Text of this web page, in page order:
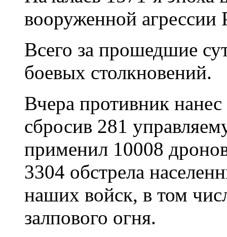
вооруженной
Всего за прошедшие
боевых столкновений.
Вчера противник
сбросив 281
применил 10008
3304 обстрела
наших войск, в том
залпового огня.